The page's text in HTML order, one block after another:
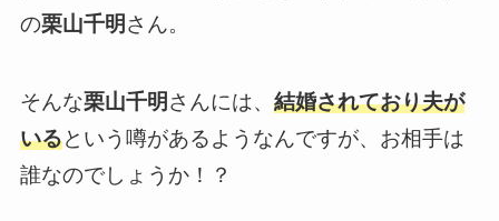
の栗山千明 さん。
そんな栗山千明 さんには、 結婚されており夫が
いるという噂があるようなんですが、お相手は
誰なのでしょうか！？